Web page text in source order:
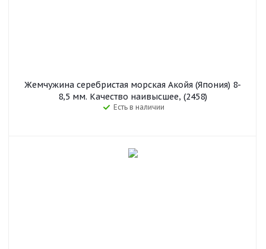
Жемчужина серебристая морская Акойя (Япония) 8-
8,5 мм. Качество наивысшее, (2458)
Есть в наличии